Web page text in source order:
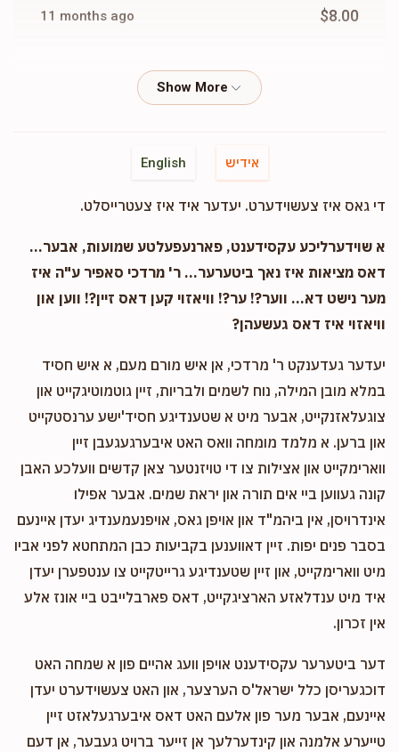
11 months ago $8.00
Phone DonationMeir Lurintz
Phone DonationMeir Lurintz
Phone DonationMeir Lurintz
11 months ago $10.00
English אידיש
די גאס איז צעשוידערט. יעדער איד איז צעטרייסלט.
א שוידערליכע עקסידענט, פארנעפעלטע שמועות, אבער...
דאס מציאות איז נאך ביטערער... ר' מרדכי סאפיר ע"ה איז
מער נישט דא... ווער?! ער?! וויאזוי קען דאס זיין?! ווען און
וויאזוי איז דאס געשעהן?
יעדער געדענקט ר' מרדכי, אן איש מורם מעם, א איש חסיד
במלא מובן המילה, נוח לשמים ולבריות, זיין גוטמוטיגקייט און
צוגעלאזנקייט, אבער מיט א שטענדיגע חסיד'ישע ערנסטקייט
און ברען. א מלמד מומחה וואס האט איבערגעגעבן זיין
ווארימקייט און אצילות צו די טויזנטער צאן קדשים וועלכע האבן
קונה געווען ביי אים תורה און יראת שמים. אבער אפילו
אינדרויסן, אין ביהמ"ד און אויפן גאס, אויפנעמענדיג יעדן איינעם
בסבר פנים יפות. זיין דאווענען בקביעות כבן המתחטא לפני אביו
מיט ווארימקייט, און זיין שטענדיגע גרייטקייט צו ענטפערן יעדן
איד מיט ענדלאזע הארציגקייט, דאס פארבלייבט ביי אונז אלע
אין זכרון.
דער ביטערער עקסידענט אויפן וועג אהיים פון א שמחה האט
דוכגעריסן כלל ישראל'ס הערצער, און האט צעשוידערט יעדן
איינעם, אבער מער פון אלעם האט דאס איבערגעלאזט זיין
טייערע אלמנה און קינדערלעך אן זייער ברויט געבער, אן דעם